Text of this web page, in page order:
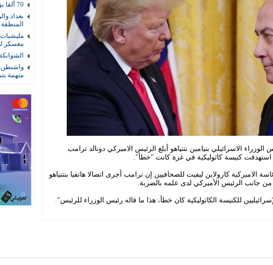
70 ألفا يؤدون صلاة الجمعة في المسجد الأقصى
بغداد
المنطقة
معسكر
واشنطن
متهمة
الوزراء الاسرائيلي بنيامين نتنياهو أبلغ الرئيس الاميركي دونالد ترامب
استهدفت كنيسة كاثوليكية في غزة كانت "خطأ".
الاميركية كارولاين ليفيت للصحافيين إن ترامب أجرى اتصالا هاتفيا بنتنياهو
جانب الرئيس الأميركي لدى علمه بالضربة.
للكنيسة الكاثوليكية كان خطأ، هذا ما قاله رئيس الوزراء للرئيس".